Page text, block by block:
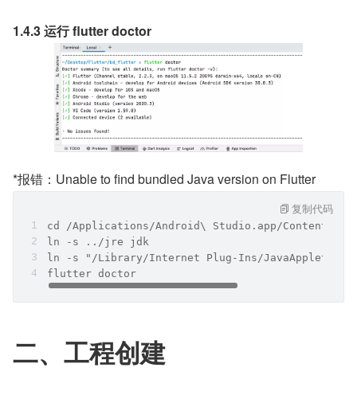
1.4.3 运行 flutter doctor
*报错：Unable to find bundled Java version on Flutter
cd /Applications/Android\ Studio.app/Contents/
ln -s ../jre jdk
ln -s "/Library/Internet Plug-Ins/
flutter doctor
复制代码
二、工程创建